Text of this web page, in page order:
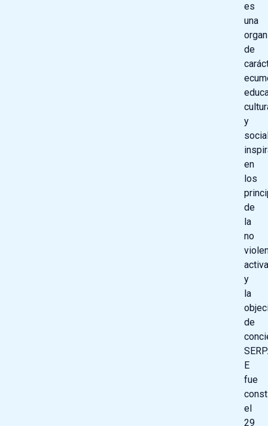
es
una
de
y
en
los
de
la
no
activa
y
la
de
E
fue
el
29